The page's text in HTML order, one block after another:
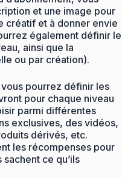
et une image pour
créatif et à donner envie
également définir le
ainsi que la
ou par création).
pourrez définir les
pour chaque niveau
parmi différentes
exclusives, des vidéos,
dérivés, etc.
les récompenses pour
ce qu’ils